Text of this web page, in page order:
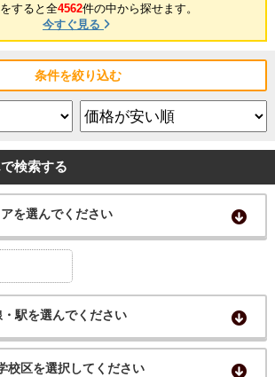
すると全4562件の中から探せます。
今すぐ見る
条件を絞り込む
検索する
を選んでください
駅を選んでください
校区を選択してください